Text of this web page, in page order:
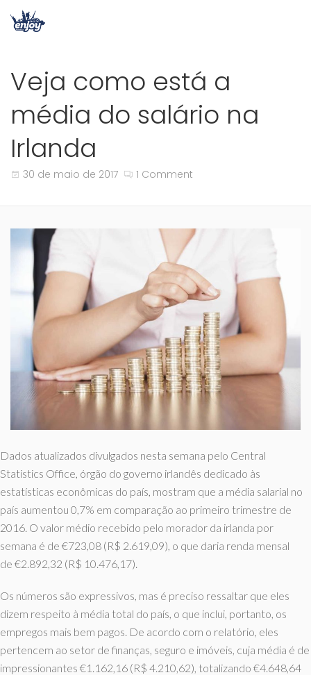
Veja como está a
média do salário na
Irlanda
30 de maio de 2017 1 Comment
Dados atualizados divulgados nesta semana pelo Central
Statistics Office, órgão do governo irlandês dedicado às
estatísticas econômicas do país, mostram que a média salarial no
país aumentou 0,7% em comparação ao primeiro trimestre de
2016. O valor médio recebido pelo morador da irlanda por
semana é de €723,08 (R$ 2.619,09), o que daria renda mensal
de €2.892,32 (R$ 10.476,17).
Os números são expressivos, mas é preciso ressaltar que eles
dizem respeito à média total do país, o que inclui, portanto, os
empregos mais bem pagos. De acordo com o relatório, eles
pertencem ao setor de finanças, seguro e imóveis, cuja média é de
impressionantes €1.162,16 (R$ 4.210,62), totalizando €4.648,64